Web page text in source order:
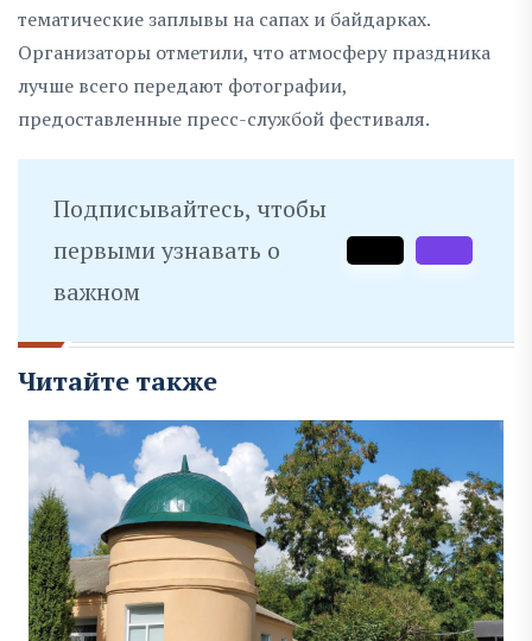
тематические заплывы на сапах и байдарках.
Организаторы отметили, что атмосферу праздника
лучше всего передают фотографии,
предоставленные пресс-службой фестиваля.
Подписывайтесь, чтобы
первыми узнавать о
важном
Читайте также